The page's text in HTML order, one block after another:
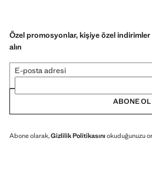
Özel promosyonlar, kişiye özel
alın
E-posta adresi
ABONE OL
Abone olarak,Gizlilik Politikasını okuduğunuzu